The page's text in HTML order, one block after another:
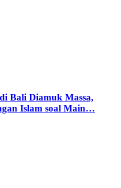
Bali Diamuk Massa,
Islam soal Main…